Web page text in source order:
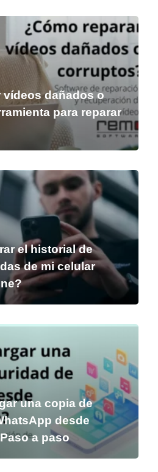
vídeos dañados o
para reparar
el historial de
de mi celular
una copia de
desde
a paso